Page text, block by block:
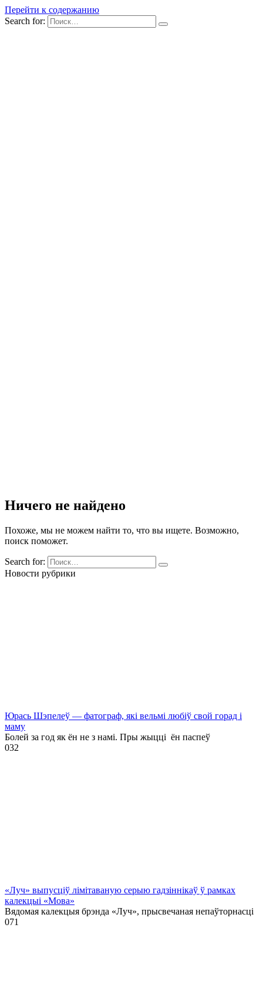
Перейти к содержанию
Search for:
Ничего не найдено
Похоже, мы не можем найти то, что вы ищете. Возможно,
поиск поможет.
Search for:
Новости рубрики
Юрась Шэпелеў — фатограф, які вельмі любіў свой горад і
маму
Болей за год як ён не з намі. Пры жыцці ён паспеў
032
«Луч» выпусціў лiмiтаваную серыю гадзіннікаў ў рамках
калекцыі «Мова»
Вядомая калекцыя брэнда «Луч», прысвечаная непаўторнасці
071